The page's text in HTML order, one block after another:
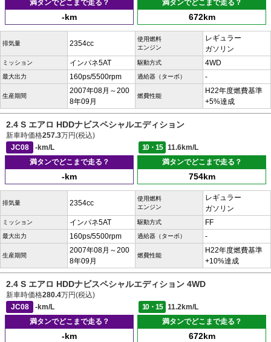
満タンでどこまで走る？
-km
満タンでどこまで走る？
672km
排気量 2354cc
使用燃料
エンジン
レギュラー
ガソリン
ミッション インパネ5AT 駆動方式 4WD
最大出力 160ps/5500rpm 過給器（ターボ） -
生産期間
2007年08月～200
8年09月
燃費性能
H22年度燃費基準
+5%達成
2.4 S エアロ HDDナビスペシャルエディション
新車時価格257.3万円(税込)
JC08
-km/L 10・15
11.6km/L
満タンでどこまで走る？
-km
満タンでどこまで走る？
754km
排気量 2354cc
使用燃料
エンジン
レギュラー
ガソリン
ミッション インパネ5AT 駆動方式 FF
最大出力 160ps/5500rpm 過給器（ターボ） -
生産期間
2007年08月～200
8年09月
燃費性能
H22年度燃費基準
+10%達成
2.4 S エアロ HDDナビスペシャルエディション 4WD
新車時価格280.4万円(税込)
JC08
-km/L 10・15
11.2km/L
満タンでどこまで走る？
-km
満タンでどこまで走る？
672km